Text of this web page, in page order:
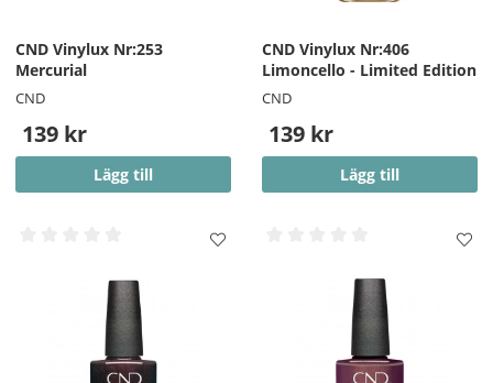
CND Vinylux Nr:253
Mercurial
CND
139 kr
Lägg till
CND Vinylux Nr:406
Limoncello - Limited Edition
CND
139 kr
Lägg till